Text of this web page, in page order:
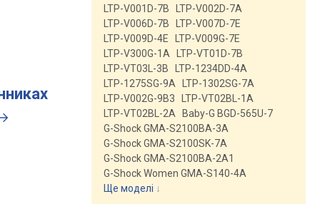
LTP-V001D-7B
LTP-V002D-7A
LTP-V006D-7B
LTP-V007D-7E
LTP-V009D-4E
LTP-V009G-7E
LTP-V300G-1A
LTP-VT01D-7B
LTP-VT03L-3B
LTP-1234DD-4A
LTP-1275SG-9A
LTP-1302SG-7A
LTP-V002G-9B3
LTP-VT02BL-1A
LTP-VT02BL-2A
Baby-G BGD-565U-7
G-Shock GMA-S2100BA-3A
G-Shock GMA-S2100SK-7A
G-Shock GMA-S2100BA-2A1
G-Shock Women GMA-S140-4A
Ще моделі ↓